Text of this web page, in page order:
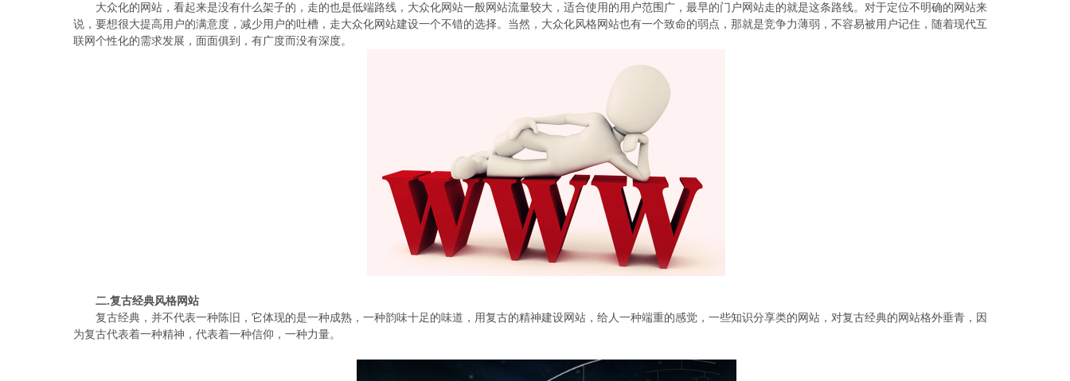
大众化的网站，看起来是没有什么架子的，走的也是低端路线，大众化网站一般网站流量较大，适合使用的用户范围广，最早的门户网站走的就是这条路线。对于定位不明确的网站来
说，要想很大提高用户的满意度，减少用户的吐槽，走大众化网站建设一个不错的选择。当然，大众化风格网站也有一个致命的弱点，那就是竞争力薄弱，不容易被用户记住，随着现代互
联网个性化的需求发展，面面俱到，有广度而没有深度。
二.复古经典风格网站
复古经典，并不代表一种陈旧，它体现的是一种成熟，一种韵味十足的味道，用复古的精神建设网站，给人一种端重的感觉，一些知识分享类的网站，对复古经典的网站格外垂青，因
为复古代表着一种精神，代表着一种信仰，一种力量。